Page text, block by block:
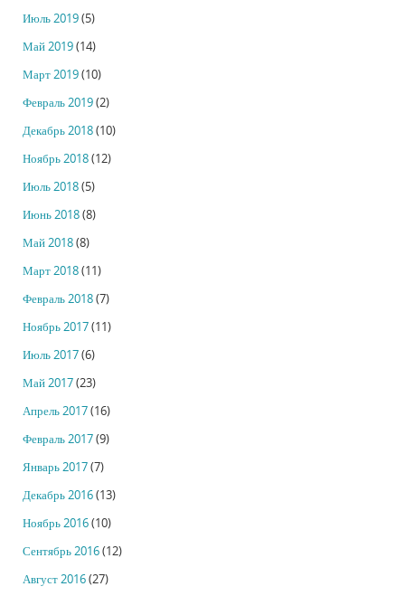
Июль 2019(5)
Май 2019(14)
Март 2019(10)
Февраль 2019(2)
Декабрь 2018(10)
Ноябрь 2018(12)
Июль 2018(5)
Июнь 2018(8)
Май 2018(8)
Март 2018(11)
Февраль 2018(7)
Ноябрь 2017(11)
Июль 2017(6)
Май 2017(23)
Апрель 2017(16)
Февраль 2017(9)
Январь 2017(7)
Декабрь 2016(13)
Ноябрь 2016(10)
Сентябрь 2016(12)
Август 2016(27)